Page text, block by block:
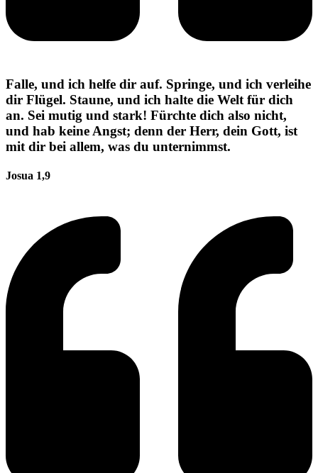
Falle, und ich helfe dir auf. Springe, und ich verleihe
dir Flügel. Staune, und ich halte die Welt für dich
an. Sei mutig und stark! Fürchte dich also nicht,
und hab keine Angst; denn der Herr, dein Gott, ist
mit dir bei allem, was du unternimmst.
Josua 1,9